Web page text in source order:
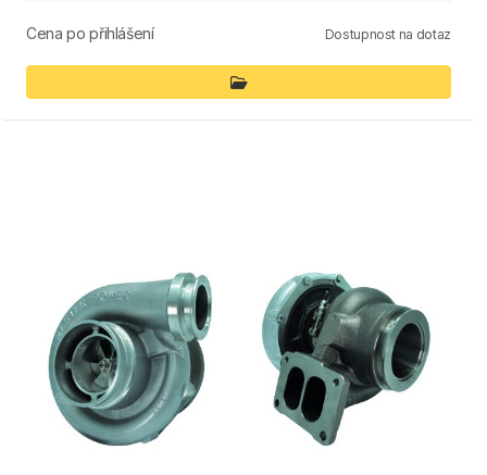
Cena po přihlášení Dostupnost na dotaz